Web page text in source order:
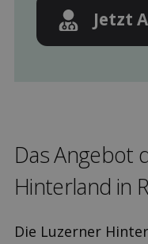
Jetzt
Das Angebot
Hinterland in
Die Luzerner